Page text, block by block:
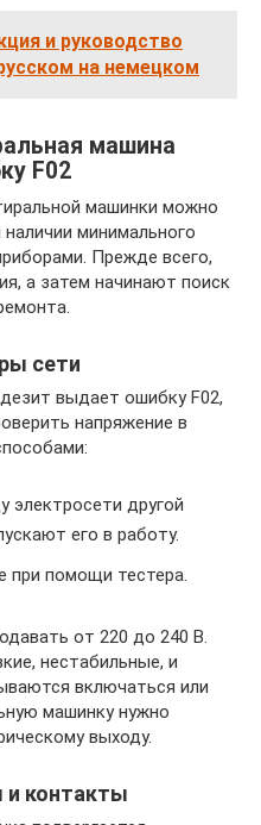
и руководство
на немецком
машина
F02
машинки можно
минимального
Прежде всего,
а затем начинают поиск
сети
выдает ошибку F02,
напряжение в
другой
его в работу.
при помощи тестера.
от 220 до 240 В.
нестабильные, и
включаться или
машинку нужно
выходу.
контакты